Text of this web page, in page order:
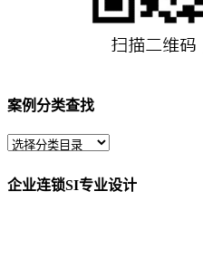
案例分类查找
企业连锁SI专业设计